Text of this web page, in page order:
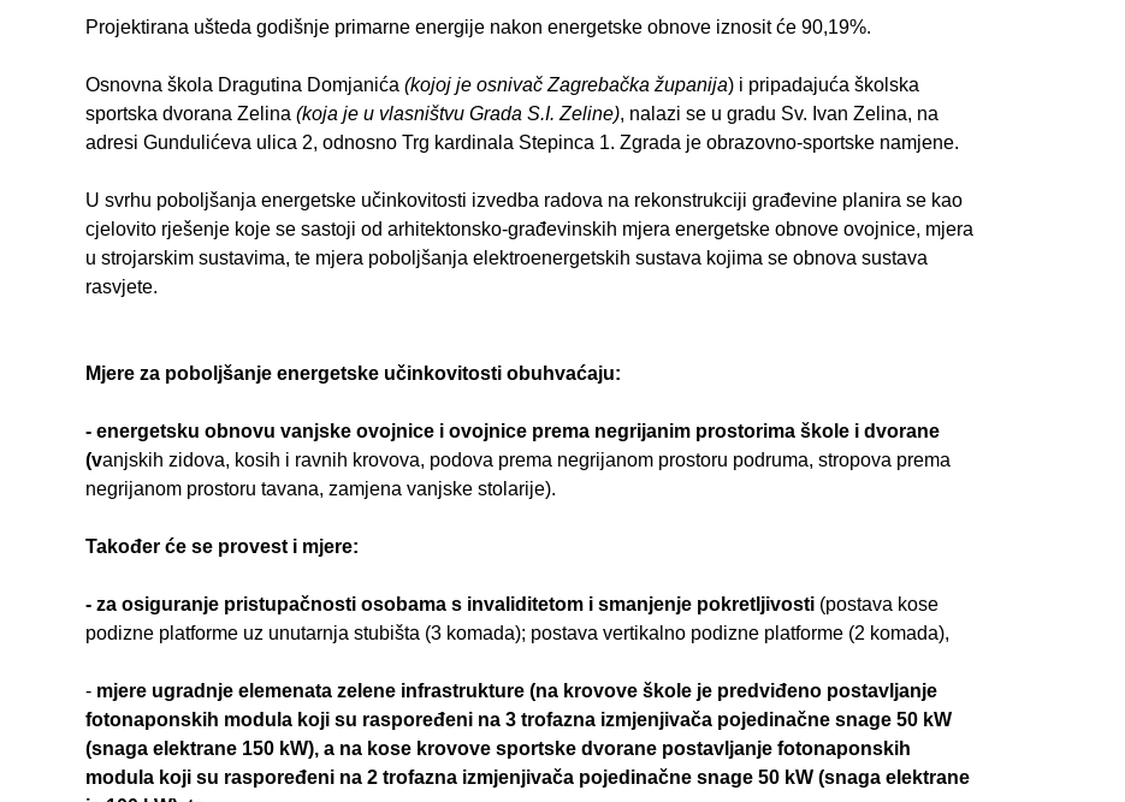
Projektirana ušteda godišnje primarne energije nakon energetske obnove iznosit će 90,19%.
Osnovna škola Dragutina Domjanića (kojoj je osnivač Zagrebačka županija) i pripadajuća školska
sportska dvorana Zelina (koja je u vlasništvu Grada S.I. Zeline), nalazi se u gradu Sv. Ivan Zelina, na
adresi Gundulićeva ulica 2, odnosno Trg kardinala Stepinca 1. Zgrada je obrazovno-sportske namjene.
U svrhu poboljšanja energetske učinkovitosti izvedba radova na rekonstrukciji građevine planira se kao
cjelovito rješenje koje se sastoji od arhitektonsko-građevinskih mjera energetske obnove ovojnice, mjera
u strojarskim sustavima, te mjera poboljšanja elektroenergetskih sustava kojima se obnova sustava
rasvjete.
Mjere za poboljšanje energetske učinkovitosti obuhvaćaju:
- energetsku obnovu vanjske ovojnice i ovojnice prema negrijanim prostorima škole i dvorane
(vanjskih zidova, kosih i ravnih krovova, podova prema negrijanom prostoru podruma, stropova prema
negrijanom prostoru tavana, zamjena vanjske stolarije).
Također će se provest i mjere:
- za osiguranje pristupačnosti osobama s invaliditetom i smanjenje pokretljivosti (postava kose
podizne platforme uz unutarnja stubišta (3 komada); postava vertikalno podizne platforme (2 komada),
- mjere ugradnje elemenata zelene infrastrukture (na krovove škole je predviđeno postavljanje
fotonaponskih modula koji su raspoređeni na 3 trofazna izmjenjivača pojedinačne snage 50 kW
(snaga elektrane 150 kW), a na kose krovove sportske dvorane postavljanje fotonaponskih
modula koji su raspoređeni na 2 trofazna izmjenjivača pojedinačne snage 50 kW (snaga elektrane